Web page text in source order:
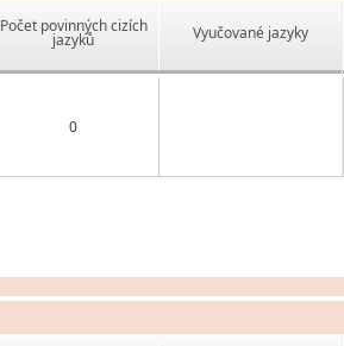
Počet povinných cizích
jazyků Vyučované jazyky
0